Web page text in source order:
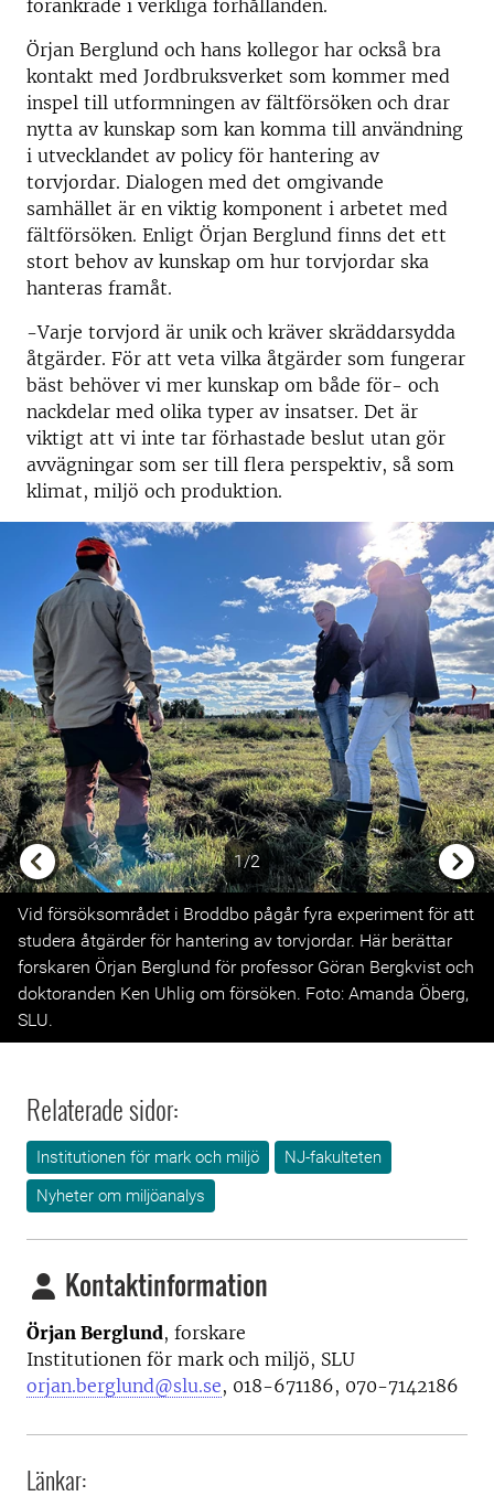
förankrade i verkliga förhållanden.
Örjan Berglund och hans kollegor har också bra
kontakt med Jordbruksverket som kommer med
inspel till utformningen av fältförsöken och drar
nytta av kunskap som kan komma till användning
i utvecklandet av policy för hantering av
torvjordar. Dialogen med det omgivande
samhället är en viktig komponent i arbetet med
fältförsöken. Enligt Örjan Berglund finns det ett
stort behov av kunskap om hur torvjordar ska
hanteras framåt.
-Varje torvjord är unik och kräver skräddarsydda
åtgärder. För att veta vilka åtgärder som fungerar
bäst behöver vi mer kunskap om både för- och
nackdelar med olika typer av insatser. Det är
viktigt att vi inte tar förhastade beslut utan gör
avvägningar som ser till flera perspektiv, så som
klimat, miljö och produktion.
1/2
Previous
Vid försöksområdet i Broddbo pågår fyra experiment för att
studera åtgärder för hantering av torvjordar. Här berättar
forskaren Örjan Berglund för professor Göran Bergkvist och
doktoranden Ken Uhlig om försöken. Foto: Amanda Öberg,
SLU.
Relaterade sidor:
Institutionen för mark och miljö
NJ-fakulteten
Nyheter om miljöanalys
Kontaktinformation
Örjan Berglund, forskare
Institutionen för mark och miljö, SLU
orjan.berglund@slu.se, 018-671186, 070-7142186
Länkar: